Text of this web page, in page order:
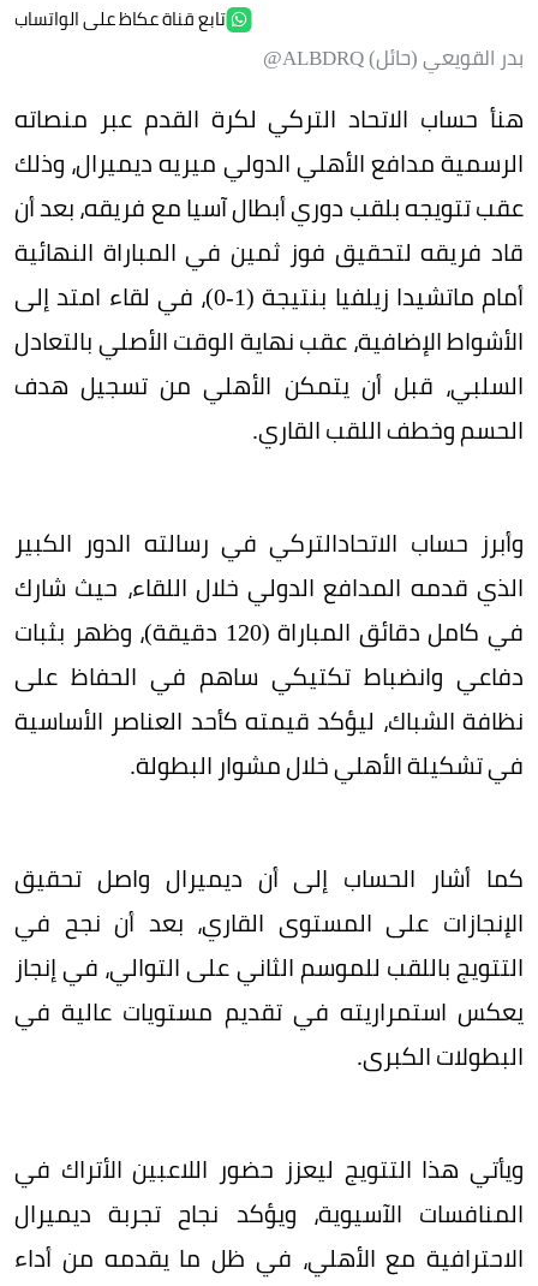
تابع قناة عكاظ على الواتساب
بدر القويعي (حائل) ALBDRQ@
هنأ حساب الاتحاد التركي لكرة القدم عبر منصاته
الرسمية مدافع الأهلي الدولي ميريه ديميرال، وذلك
عقب تتويجه بلقب دوري أبطال آسيا مع فريقه، بعد أن
قاد فريقه لتحقيق فوز ثمين في المباراة النهائية
أمام ماتشيدا زيلفيا بنتيجة (1-0)، في لقاء امتد إلى
الأشواط الإضافية، عقب نهاية الوقت الأصلي بالتعادل
السلبي، قبل أن يتمكن الأهلي من تسجيل هدف
الحسم وخطف اللقب القاري.
وأبرز حساب الاتحادالتركي في رسالته الدور الكبير
الذي قدمه المدافع الدولي خلال اللقاء، حيث شارك
في كامل دقائق المباراة (120 دقيقة)، وظهر بثبات
دفاعي وانضباط تكتيكي ساهم في الحفاظ على
نظافة الشباك، ليؤكد قيمته كأحد العناصر الأساسية
في تشكيلة الأهلي خلال مشوار البطولة.
كما أشار الحساب إلى أن ديميرال واصل تحقيق
الإنجازات على المستوى القاري، بعد أن نجح في
التتويج باللقب للموسم الثاني على التوالي، في إنجاز
يعكس استمراريته في تقديم مستويات عالية في
البطولات الكبرى.
ويأتي هذا التتويج ليعزز حضور اللاعبين الأتراك في
المنافسات الآسيوية، ويؤكد نجاح تجربة ديميرال
الاحترافية مع الأهلي، في ظل ما يقدمه من أداء